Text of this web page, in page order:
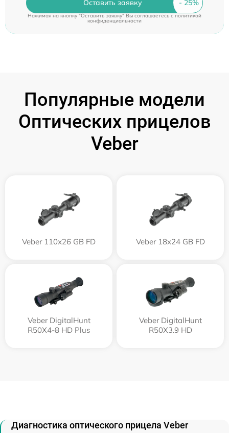
Оставить заявку
Нажимая на кнопку "Оставить заявку" Вы соглашаетесь cполитикой
конфиденциальности
Популярные модели
Оптических прицелов
Veber
Veber 110х26 GB FD Veber 18x24 GB FD
Veber DigitalHunt
R50X4-8 HD Plus
Veber DigitalHunt
R50X3.9 HD
Диагностика оптического прицела Veber